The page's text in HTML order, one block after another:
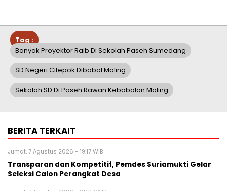
Tag :
Banyak Proyektor Raib Di Sekolah Paseh Sumedang
SD Negeri Citepok Dibobol Maling
Sekolah SD Di Paseh Rawan Kebobolan Maling
BERITA TERKAIT
Jumat, 7 Agustus 2026 - 19:17 WIB
Transparan dan Kompetitif, Pemdes Suriamukti Gelar
Seleksi Calon Perangkat Desa